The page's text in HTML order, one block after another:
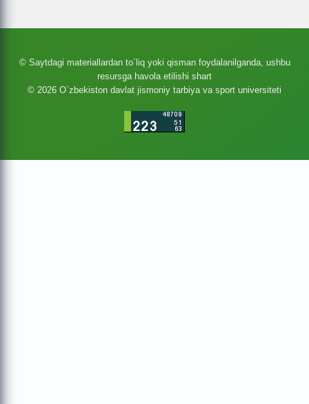
© Saytdagi materiallardan to`liq yoki qisman foydalanilganda, ushbu
resursga havola etilishi shart
© 2026 O`zbekiston davlat jismoniy tarbiya va sport universiteti